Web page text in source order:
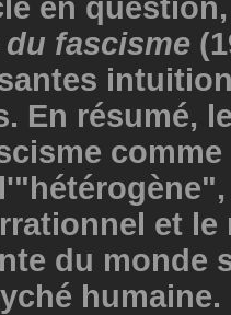
en
fascisme
En résumé,
comme
et le
du monde
humaine.